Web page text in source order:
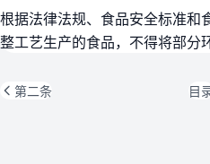
根据法律法规、食品安全标准和
整工艺生产的食品，不得将部分
第二条 目